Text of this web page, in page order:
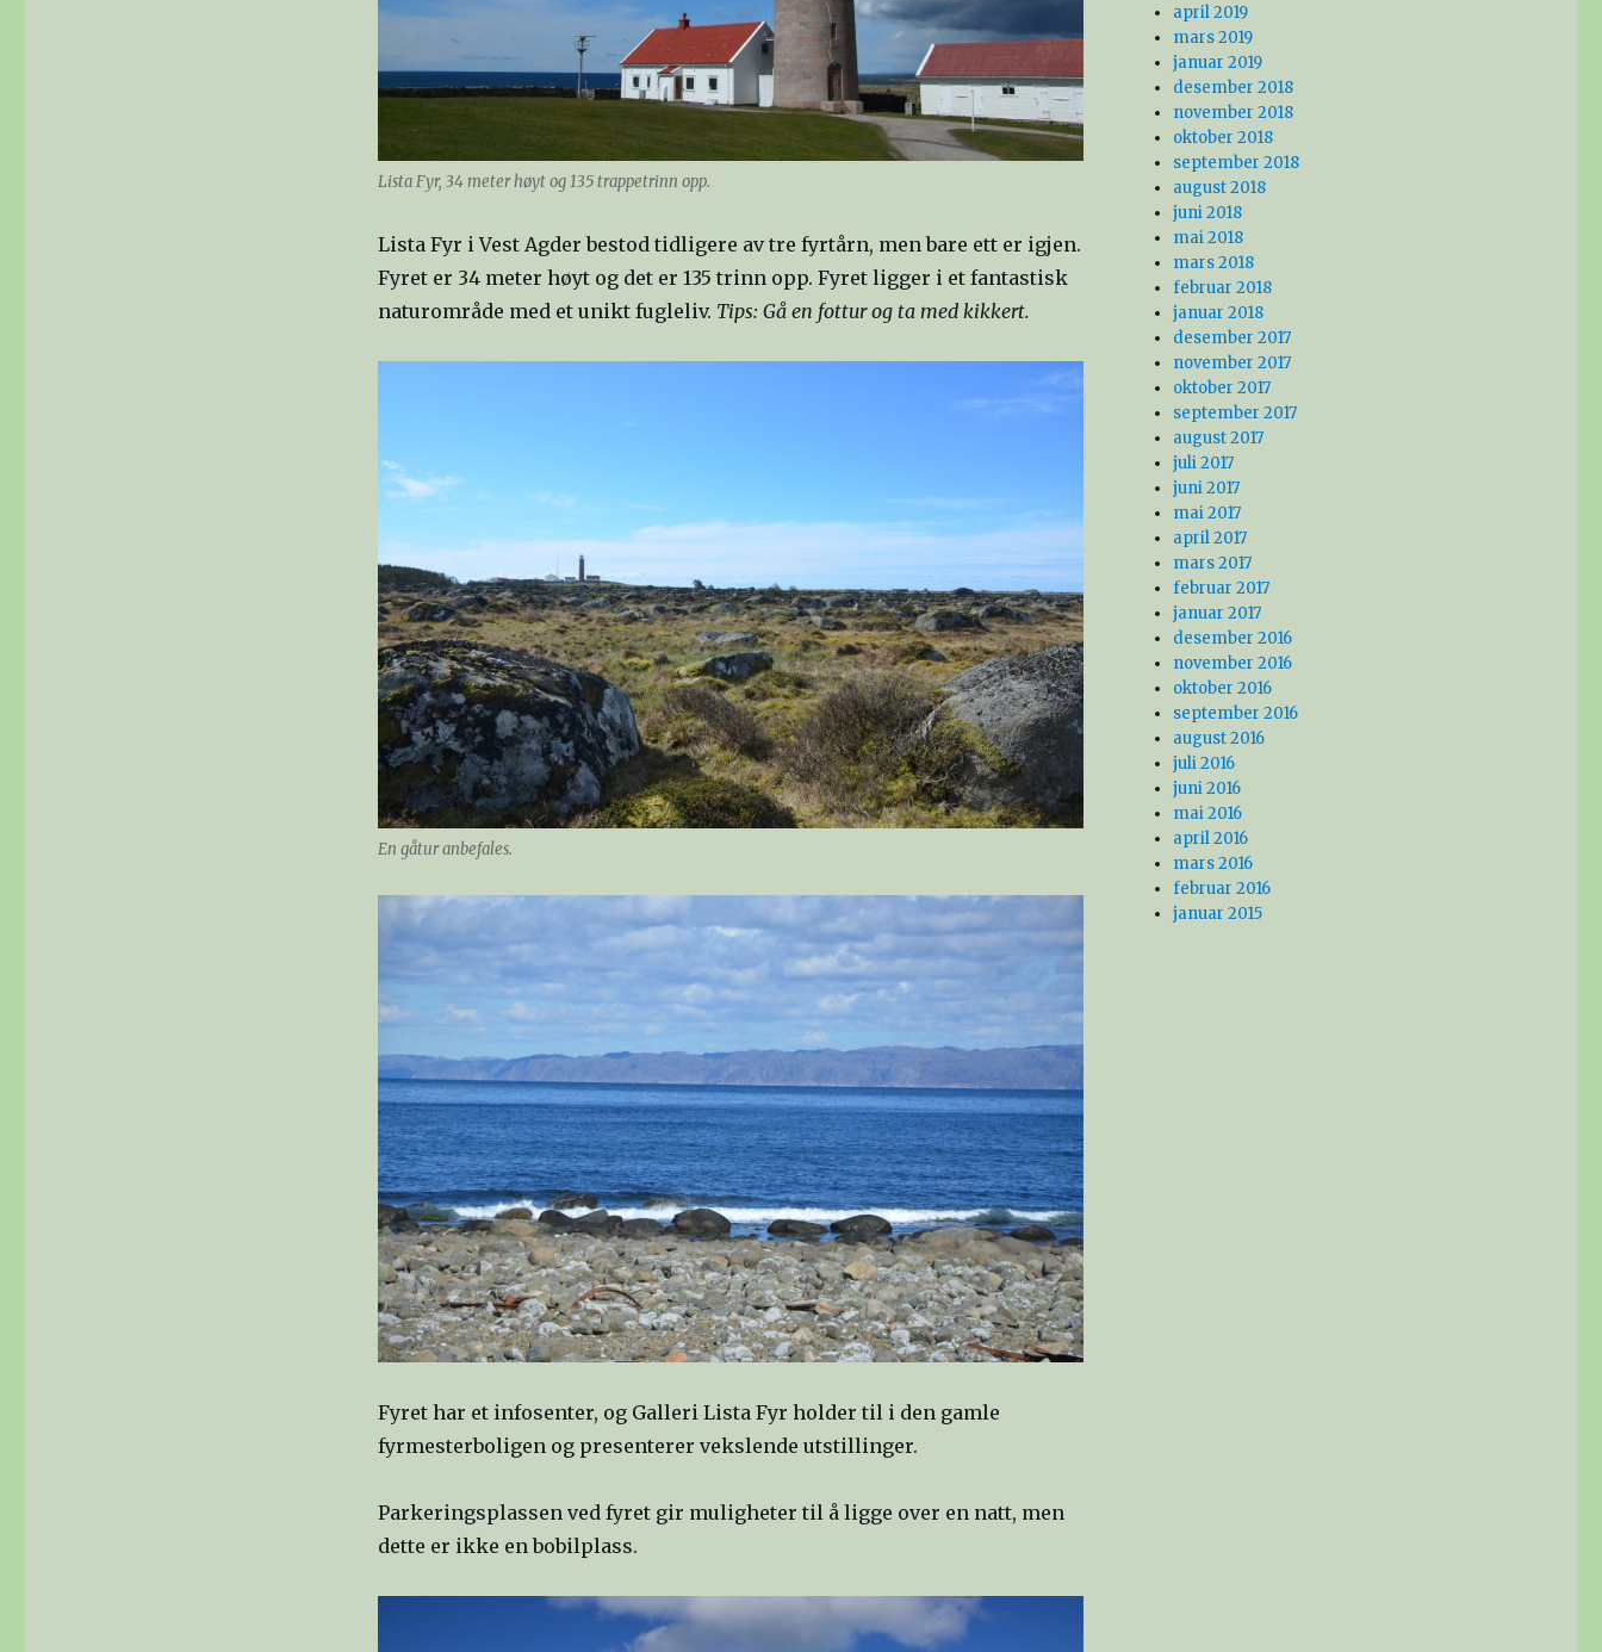
Lista Fyr, 34 meter høyt og 135 trappetrinn opp.
Lista Fyr i Vest Agder bestod tidligere av tre fyrtårn, men bare ett er igjen.
Fyret er 34 meter høyt og det er 135 trinn opp. Fyret ligger i et fantastisk
naturområde med et unikt fugleliv. Tips: Gå en fottur og ta med kikkert.
En gåtur anbefales.
Fyret har et infosenter, og Galleri Lista Fyr holder til i den gamle
fyrmesterboligen og presenterer vekslende utstillinger.
Parkeringsplassen ved fyret gir muligheter til å ligge over en natt, men
dette er ikke en bobilplass.
april 2019
mars 2019
januar 2019
desember 2018
november 2018
oktober 2018
september 2018
august 2018
juni 2018
mai 2018
mars 2018
februar 2018
januar 2018
desember 2017
november 2017
oktober 2017
september 2017
august 2017
juli 2017
juni 2017
mai 2017
april 2017
mars 2017
februar 2017
januar 2017
desember 2016
november 2016
oktober 2016
september 2016
august 2016
juli 2016
juni 2016
mai 2016
april 2016
mars 2016
februar 2016
januar 2015